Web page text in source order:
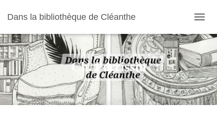
Dans la bibliothèque de Cléanthe
LA
Ch. Perrissin